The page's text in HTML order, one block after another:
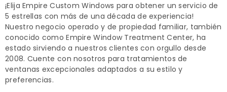
¡Elija Empire Custom Windows para obtener un servicio de
5 estrellas con más de una década de experiencia!
Nuestro negocio operado y de propiedad familiar, también
conocido como Empire Window Treatment Center, ha
estado sirviendo a nuestros clientes con orgullo desde
2008. Cuente con nosotros para tratamientos de
ventanas excepcionales adaptados a su estilo y
preferencias.